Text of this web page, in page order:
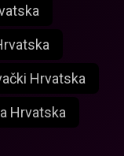
Hrvatska
Hrvatska